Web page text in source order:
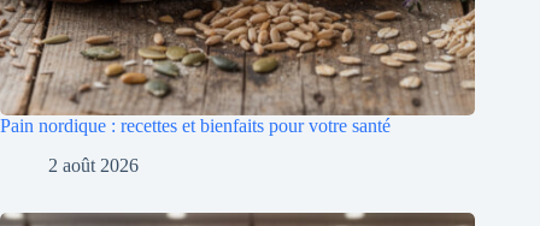
Pain nordique : recettes et bienfaits pour votre santé
2 août 2026